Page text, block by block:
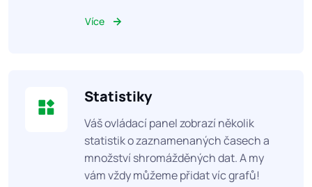
Více
Statistiky
Váš ovládací panel zobrazí několik
statistik o zaznamenaných časech a
množství shromážděných dat. A my
vám vždy můžeme přidat víc grafů!